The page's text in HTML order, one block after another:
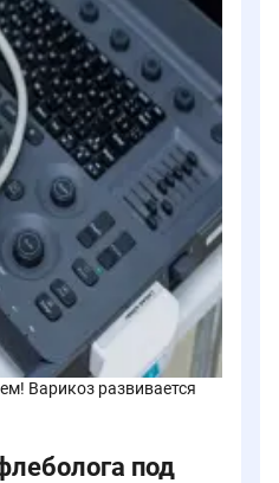
Варикоз развивается
под